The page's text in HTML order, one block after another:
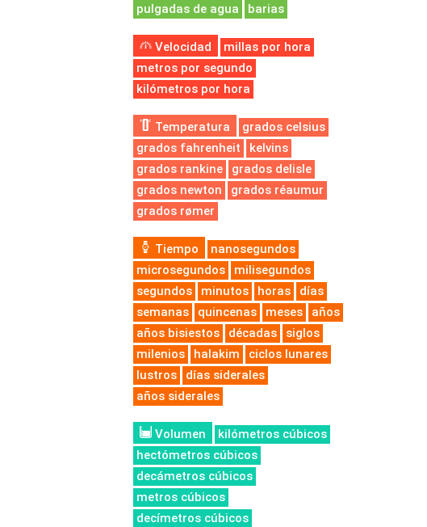
pulgadas de agua
barias
Velocidad
millas por hora
metros por segundo
kilómetros por hora
Temperatura
grados celsius
grados fahrenheit
kelvins
grados rankine
grados delisle
grados newton
grados réaumur
grados rømer
Tiempo
nanosegundos
microsegundos
milisegundos
segundos
minutos horas
días
semanas
quincenas meses
años
años bisiestos
décadas
siglos
milenios
halakim
ciclos lunares
lustros
días siderales
años siderales
Volumen
kilómetros cúbicos
hectómetros cúbicos
decámetros cúbicos
metros cúbicos
decímetros cúbicos